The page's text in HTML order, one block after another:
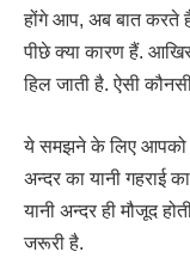
होंगे आप, अब बात
पीछे क्या कारण हैं. आखिर
हिल जाती है. ऐसी
ये समझने के लिए आपको
अन्दर का यानी गहराई
यानी अन्दर ही मौजूद
जरूरी है.